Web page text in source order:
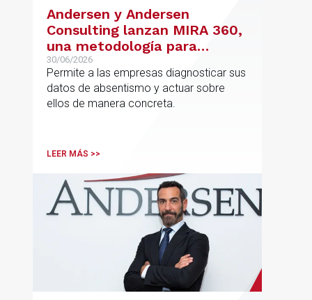
Andersen y Andersen
Consulting lanzan MIRA 360,
una metodología para
reducir el absentismo de
forma estructurada y
sostenible
30/06/2026
Permite a las empresas diagnosticar sus
datos de absentismo y actuar sobre
ellos de manera concreta.
LEER MÁS >>